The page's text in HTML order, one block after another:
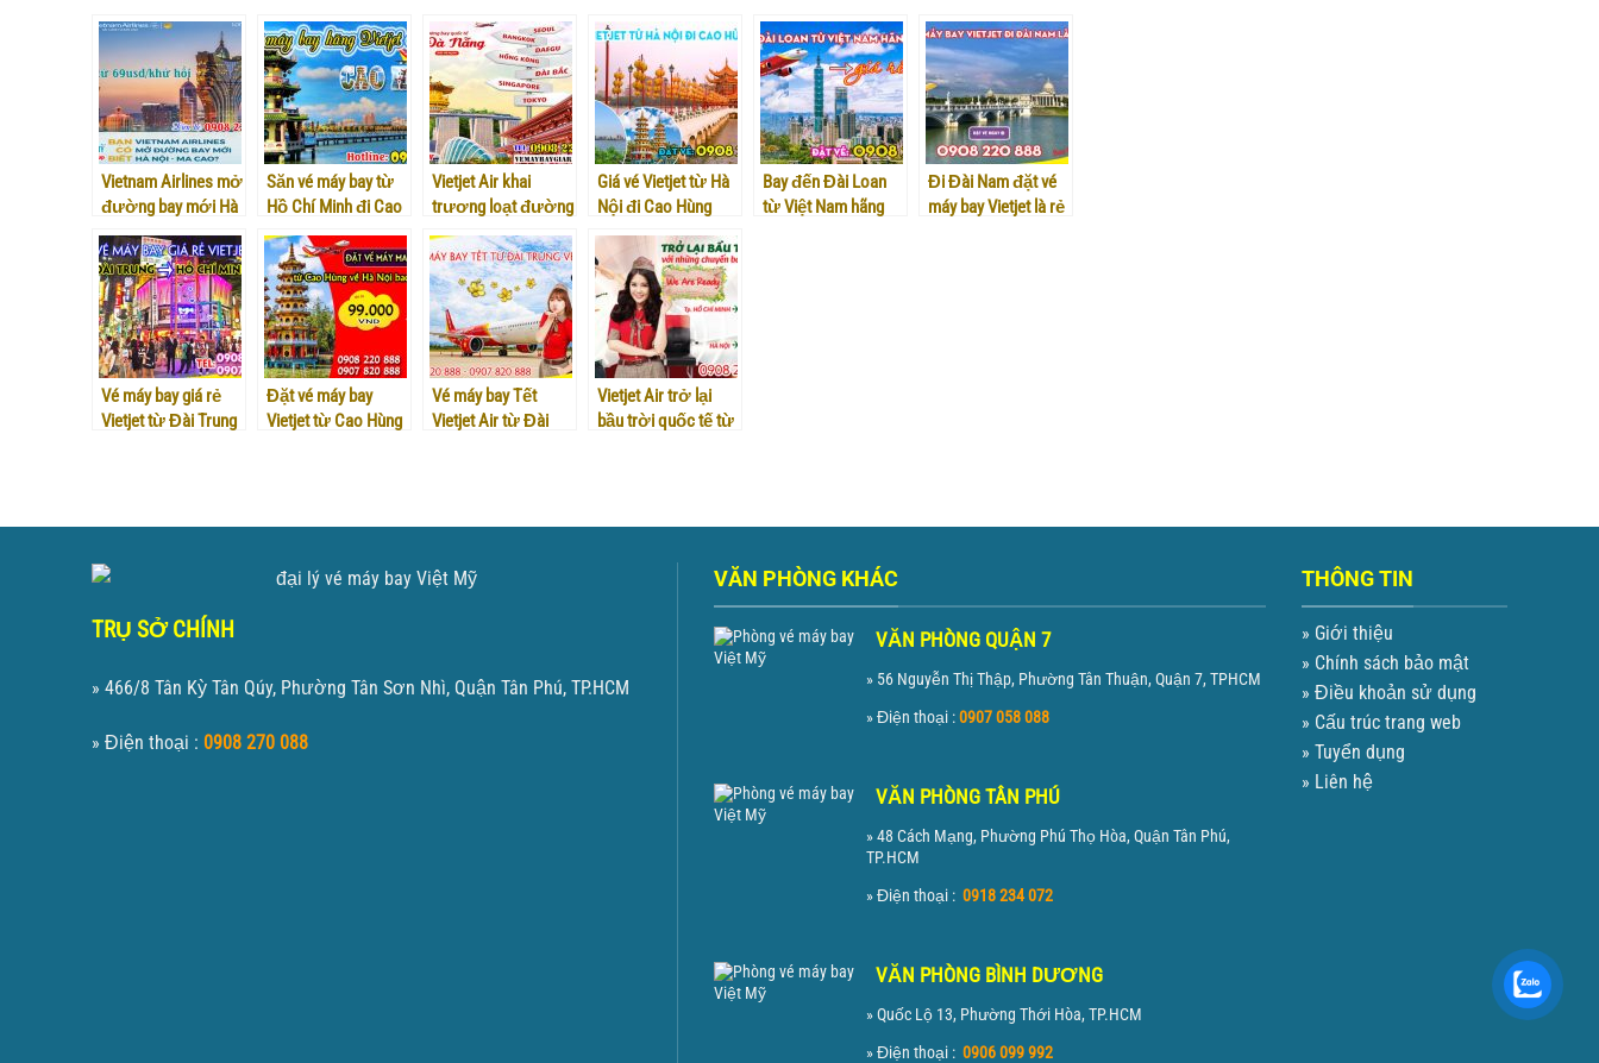
Vietnam Airlines mở
đường bay mới Hà
Nội – Ma Cao
Săn vé máy bay từ
Hồ Chí Minh đi Cao
Hùng hãng Vietjet Air
Vietjet Air khai
trương loạt đường
bay quốc tế từ Đà
Nẵng
Giá vé Vietjet từ Hà
Nội đi Cao Hùng
Bay đến Đài Loan
từ Việt Nam hãng
Đi Đài Nam đặt vé
máy bay Vietjet là rẻ
Vé máy bay giá rẻ
Vietjet từ Đài Trung
Đặt vé máy bay
Vietjet từ Cao Hùng
Vé máy bay Tết
Vietjet Air từ Đài
Vietjet Air trở lại
bầu trời quốc tế từ
TRỤ SỞ CHÍNH
» 466/8 Tân Kỳ Tân Qúy, Phường Tân Sơn Nhì, Quận Tân Phú, TP.HCM
» Điện thoại : 0908 270 088
VĂN PHÒNG KHÁC
VĂN PHÒNG QUẬN 7
» 56 Nguyễn Thị Thập, Phường Tân Thuận, Quận 7, TPHCM
» Điện thoại :0907 058 088
VĂN PHÒNG TÂN PHÚ
» 48 Cách Mạng, Phường Phú Thọ Hòa, Quận Tân Phú,
TP.HCM
» Điện thoại :0918 234 072
VĂN PHÒNG BÌNH DƯƠNG
» Quốc Lộ 13, Phường Thới Hòa, TP.HCM
» Điện thoại :0906 099 992
THÔNG TIN
» Giới thiệu
» Chính sách bảo mật
» Điều khoản sử dụng
» Cấu trúc trang web
» Tuyển dụng
» Liên hệ